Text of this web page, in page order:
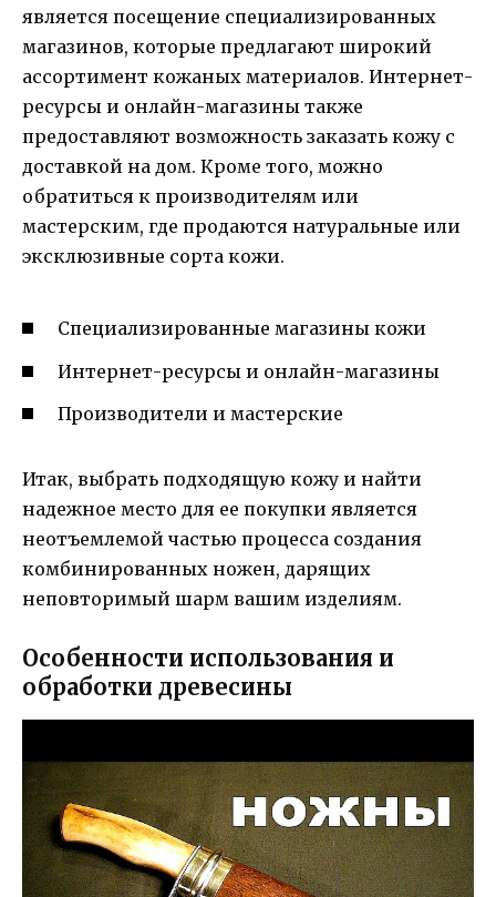
является посещение специализированных
магазинов, которые предлагают широкий
ассортимент кожаных материалов. Интернет-
ресурсы и онлайн-магазины также
предоставляют возможность заказать кожу с
доставкой на дом. Кроме того, можно
обратиться к производителям или
мастерским, где продаются натуральные или
эксклюзивные сорта кожи.
Специализированные магазины кожи
Интернет-ресурсы и онлайн-магазины
Производители и мастерские
Итак, выбрать подходящую кожу и найти
надежное место для ее покупки является
неотъемлемой частью процесса создания
комбинированных ножен, дарящих
неповторимый шарм вашим изделиям.
Особенности использования и
обработки древесины